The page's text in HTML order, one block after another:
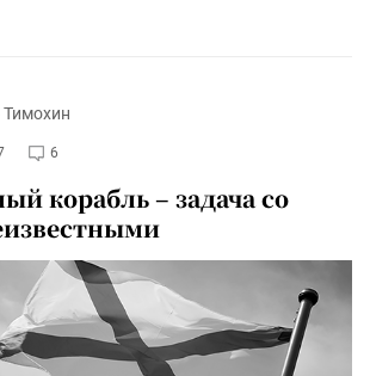
6
корабль – задача со